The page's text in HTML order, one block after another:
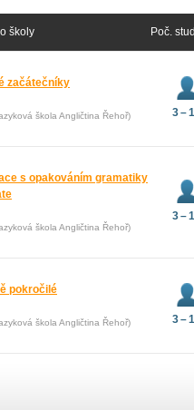
školy Poč.
začátečníky
škola Angličtina Řehoř) 3 –
s opakováním gramatiky
škola Angličtina Řehoř)
3 –
pokročilé
škola Angličtina Řehoř) 3 –